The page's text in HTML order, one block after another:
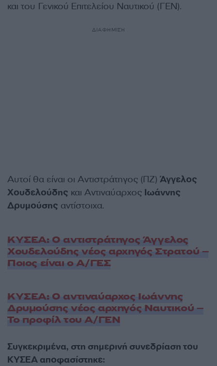
και του Γενικού Επιτελείου Ναυτικού (ΓΕΝ).
ΔΙΑΦΗΜΙΣΗ
Αυτοί θα είναι οι Αντιστράτηγος (ΠΖ) Άγγελος
Χουδελούδης και Αντιναύαρχος Ιωάννης
Δρυμούσης αντίστοιχα.
ΚΥΣΕΑ: Ο αντιστράτηγος Άγγελος
Χουδελούδης νέος αρχηγός Στρατού –
Ποιος είναι o Α/ΓΕΣ
ΚΥΣΕΑ: Ο αντιναύαρχος Ιωάννης
Δρυμούσης νέος αρχηγός Ναυτικού –
Το προφίλ του Α/ΓΕΝ
Συγκεκριμένα, στη σημερινή συνεδρίαση του
ΚΥΣΕΑ αποφασίστηκε: